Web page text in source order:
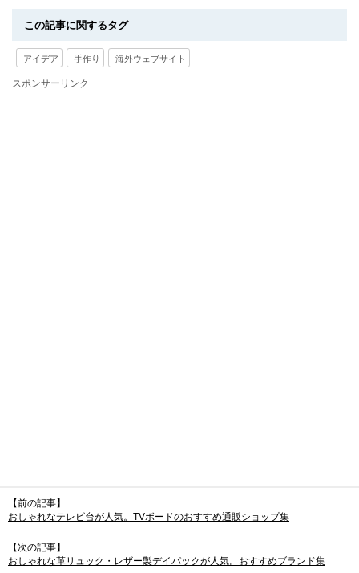
この記事に関するタグ
アイデア 手作り 海外ウェブサイト
スポンサーリンク
【前の記事】
おしゃれなテレビ台が人気。TVボードのおすすめ通販ショップ集
【次の記事】
おしゃれな革リュック・レザー製デイパックが人気。おすすめブランド集